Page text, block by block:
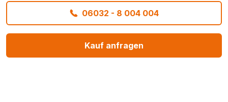
06032 - 8 004 004
Kauf anfragen